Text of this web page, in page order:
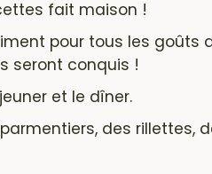
fait maison !
pour tous les goûts
seront conquis !
et le dîner.
des rillettes,